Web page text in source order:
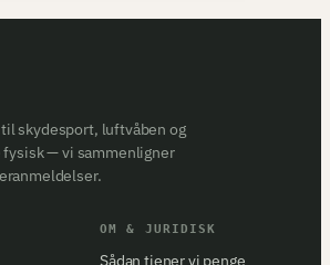
skydesport, luftvåben og
— vi sammenligner
OM & JURIDISK
Sådan tjener vi penge